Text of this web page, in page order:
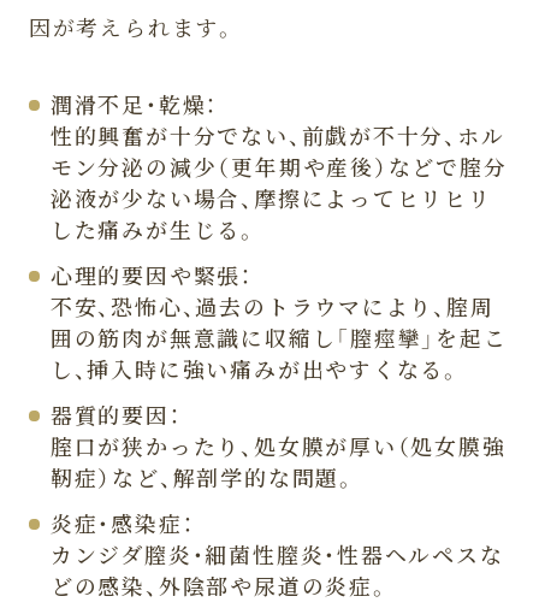
因が考えられます。
潤滑不足・乾燥：
性的興奮が十分でない、前戯が不十分、ホル
モン分泌の減少（更年期や産後）などで腟分
泌液が少ない場合、摩擦によってヒリヒリ
した痛みが生じる。
心理的要因や緊張：
不安、恐怖心、過去のトラウマにより、腟周
囲の筋肉が無意識に収縮し「膣痙攣」を起こ
し、挿入時に強い痛みが出やすくなる。
器質的要因：
腟口が狭かったり、処女膜が厚い（処女膜強
靭症）など、解剖学的な問題。
炎症・感染症：
カンジダ膣炎・細菌性膣炎・性器ヘルペスな
どの感染、外陰部や尿道の炎症。